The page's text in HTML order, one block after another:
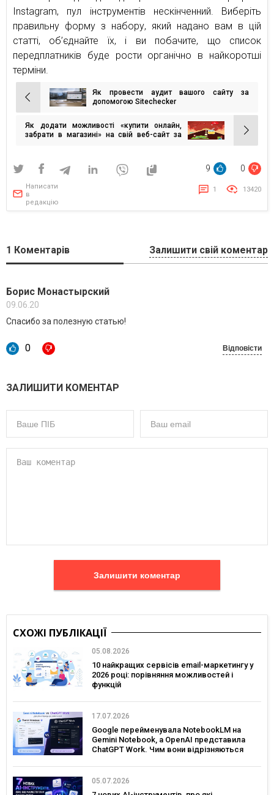
Instagram, пул інструментів нескінченний. Виберіть
правильну форму з набору, який надано вам в цій
статті, об’єднайте їх, і ви побачите, що список
передплатників буде рости органічно в найкоротші
терміни.
Навігація
записів
Як провести аудит вашого сайту за
допомогою Sitechecker
Як додати можливості «купити онлайн,
забрати в магазині» на свій веб-сайт за
9 0
Написати
в
редакцію
1 13420
1 Коментарів Залишити свій коментар
Борис Монастырский
09.06.20
Спасибо за полезную статью!
0 Відповісти
ЗАЛИШИТИ КОМЕНТАР
Залишити коментар
СХОЖІ ПУБЛІКАЦІЇ
05.08.2026
10 найкращих сервісів email-маркетингу у
2026 році: порівняння можливостей і
функцій
17.07.2026
Google перейменувала NotebookLM на
Gemini Notebook, а OpenAI представила
ChatGPT Work. Чим вони відрізняються
05.07.2026